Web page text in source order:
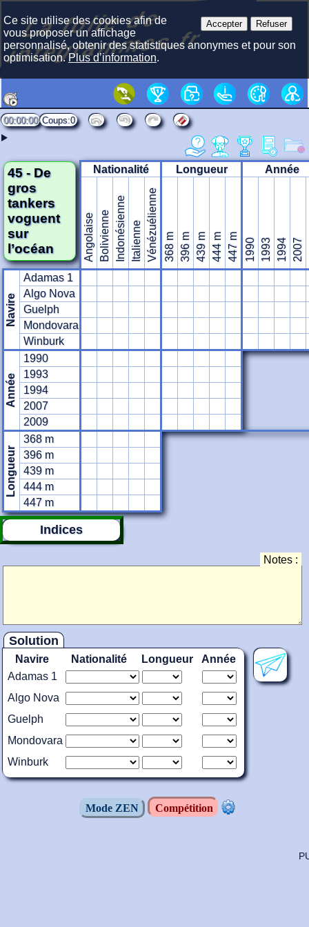
La f
olie
de
i
nte
gra
m
mes.fr
45 - De
gros
tankers
voguent
sur
l’océan
Nationalité Longueur Année
AngolaiseBolivienneIndonésienneItalienneVénézuélienne 368 m 396 m 439 m 444 m 447 m 1990 1993 1994 2007
Navire
Adamas 1
Algo Nova
Guelph
Mondovara
Winburk
Année
1990
1993
1994
2007
2009
Longueur
368 m
396 m
439 m
444 m
447 m
Indices
Notes :
Solution
Navire Nationalité Longueur
Année
Adamas 1
Algo Nova
Guelph
Mondovara
Winburk
00:00:00 0
Mode ZEN Compétition
Accepter Refuser
Ce site utilise des cookies afin de
vous proposer un affichage
personnalisé, obtenir des statistiques anonymes et pour son
optimisation.Plus d’information.